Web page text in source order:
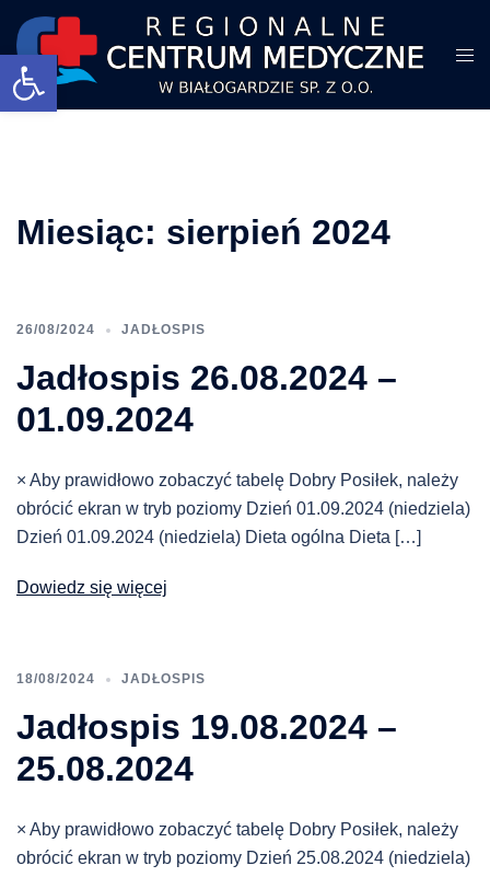
Otwórz pasek narzędzi
Przejdź
do
treści
Miesiąc: sierpień 2024
26/08/2024 JADŁOSPIS
Jadłospis 26.08.2024 –
01.09.2024
× Aby prawidłowo zobaczyć tabelę Dobry Posiłek, należy
obrócić ekran w tryb poziomy Dzień 01.09.2024 (niedziela)
Dzień 01.09.2024 (niedziela) Dieta ogólna Dieta […]
Dowiedz się więcej
18/08/2024 JADŁOSPIS
Jadłospis 19.08.2024 –
25.08.2024
× Aby prawidłowo zobaczyć tabelę Dobry Posiłek, należy
obrócić ekran w tryb poziomy Dzień 25.08.2024 (niedziela)